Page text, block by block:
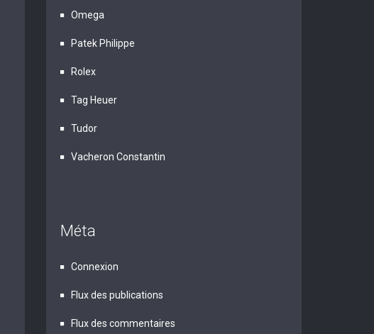
Omega
Patek Philippe
Rolex
Tag Heuer
Tudor
Vacheron Constantin
Méta
Connexion
Flux des publications
Flux des commentaires